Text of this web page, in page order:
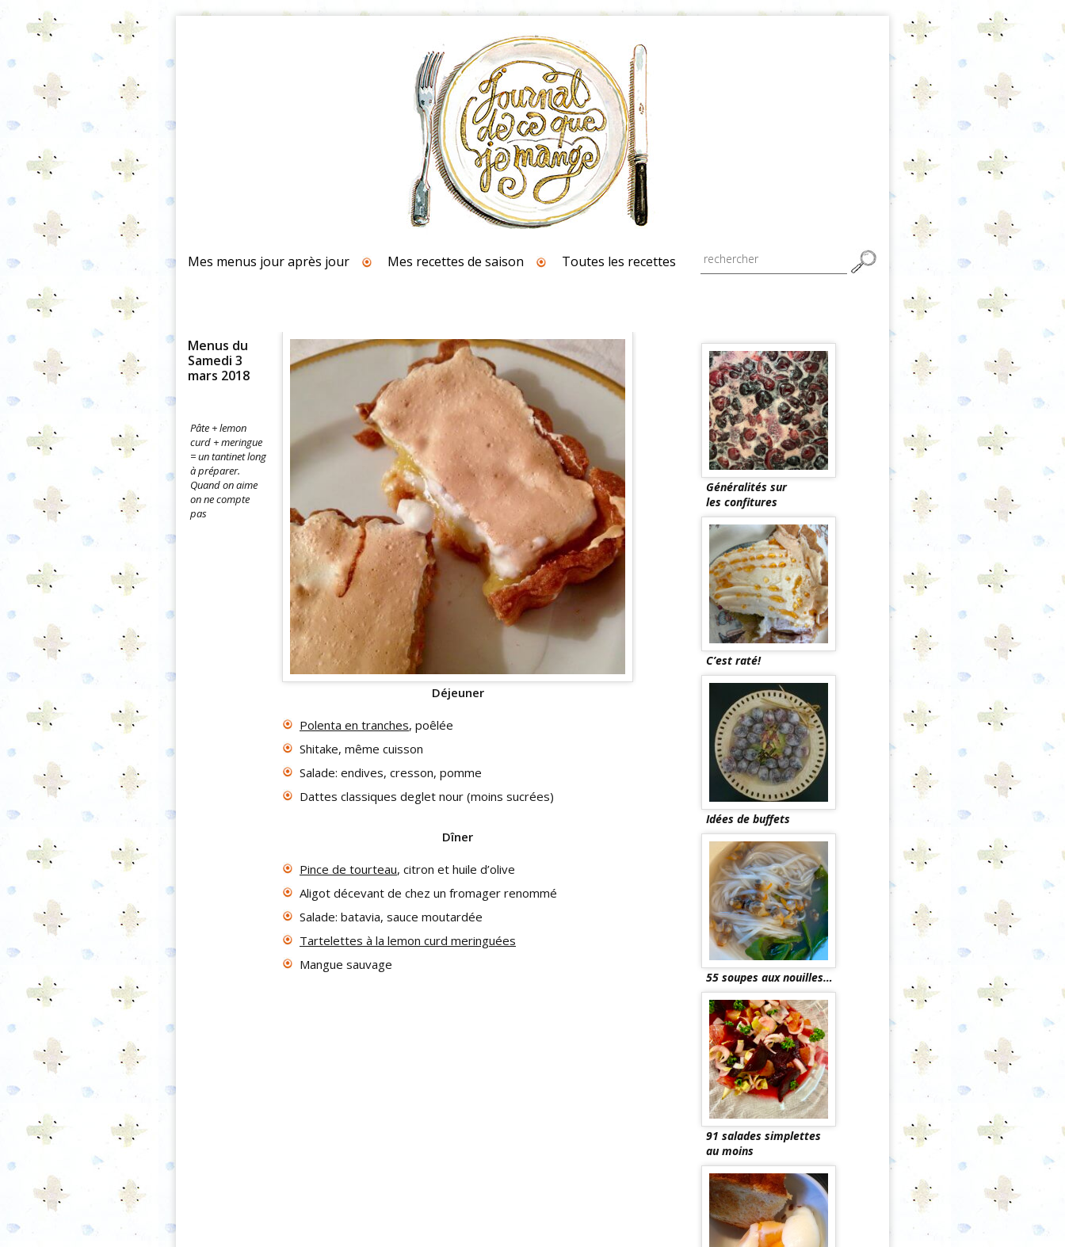
Mes menus jour après jour Mes recettes de saison Toutes les recettes
Menus du
Samedi 3
mars 2018
Pâte + lemon
curd + meringue
= un tantinet long
à préparer.
Quand on aime
on ne compte
pas
Déjeuner
Polenta en tranches, poêlée
Shitake, même cuisson
Salade: endives, cresson, pomme
Dattes classiques deglet nour (moins sucrées)
Dîner
Pince de tourteau, citron et huile d’olive
Aligot décevant de chez un fromager renommé
Salade: batavia, sauce moutardée
Tartelettes à la lemon curd meringuées
Mangue sauvage
Généralités sur
les confitures
C’est raté!
Idées de buffets
55 soupes aux nouilles…
91 salades simplettes
au moins